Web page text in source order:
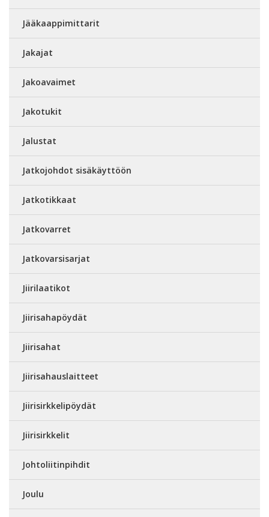
Jääkaappimittarit
Jakajat
Jakoavaimet
Jakotukit
Jalustat
Jatkojohdot sisäkäyttöön
Jatkotikkaat
Jatkovarret
Jatkovarsisarjat
Jiirilaatikot
Jiirisahapöydät
Jiirisahat
Jiirisahauslaitteet
Jiirisirkkelipöydät
Jiirisirkkelit
Johtoliitinpihdit
Joulu